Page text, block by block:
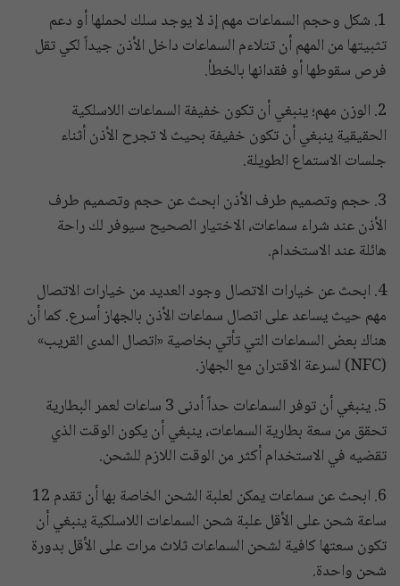
1. شكل وحجم السماعات مهم إذ لا يوجد سلك لحملها أو دعم
تثبيتها من المهم أن تتلاءم السماعات داخل الأذن جيداً لكي تقل
فرص سقوطها أو فقدانها بالخطأ.
2. الوزن مهم؛ ينبغي أن تكون خفيفة السماعات اللاسلكية
الحقيقية ينبغي أن تكون خفيفة بحيث لا تجرح الأذن أثناء
جلسات الاستماع الطويلة.
3. حجم وتصميم طرف الأذن ابحث عن حجم وتصميم طرف
الأذن عند شراء سماعات، الاختيار الصحيح سيوفر لك راحة
هائلة عند الاستخدام.
​4. ابحث عن خيارات الاتصال وجود العديد من خيارات الاتصال
مهم حيث يساعد على اتصال سماعات الأذن بالجهاز أسرع. كما أن
هناك بعض السماعات التي تأتي بخاصية «اتصال المدى القريب»
(NFC) لسرعة الاقتران مع الجهاز.
5. ينبغي أن توفر السماعات حداً أدنى 3 ساعات لعمر البطارية
تحقق من سعة بطارية السماعات، ينبغي أن يكون الوقت الذي
تقضيه في الاستخدام أكثر من الوقت اللازم للشحن.
​6. ابحث عن سماعات يمكن لعلبة الشحن الخاصة بها أن تقدم 12
ساعة شحن على الأقل علبة شحن السماعات اللاسلكية ينبغي أن
تكون سعتها كافية لشحن السماعات ثلاث مرات على الأقل بدورة
شحن واحدة.